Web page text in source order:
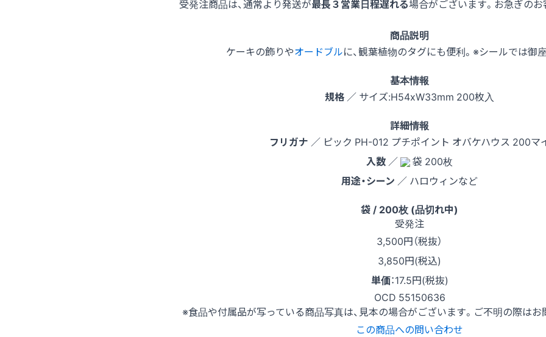
受発注商品は、通常より発送が最長３営業日程遅れる場合がございます。お急ぎの
商品説明
ケーキの飾りやオードブルに、観葉植物のタグにも便利。※シールでは御
基本情報
規格 ／ サイズ:H54xW33mm 200枚入
詳細情報
フリガナ ／ ピック PH-012 プチポイント オバケハウス 200マ
入数 ／
袋 200枚
用途・シーン ／ ハロウィンなど
袋 / 200枚 (品切れ中)
受発注
3,500円（税抜）
3,850円(税込)
単価：17.5円(税抜)
OCD 55150636
※食品や付属品が写っている商品写真は、見本の場合がございます。ご不明の際はお
この商品への問い合わせ